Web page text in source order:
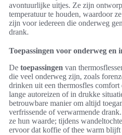
avontuurlijke uitjes. Ze zijn
temperatuur te houden, waardoor
zijn voor iedereen die onderweg
drank.
Toepassingen voor onderweg en
De toepassingen van
die veel onderweg zijn, zoals
drinken uit een thermosfles
lange autoreizen of in drukke
betrouwbare manier om altijd
verfrissende of verwarmende
ze hun waarde; tijdens
ervoor dat koffie of thee warm blijft